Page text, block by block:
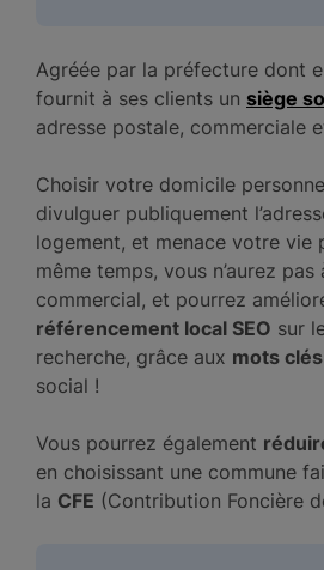
Agréée par la préfecture dont
fournit à ses clients un siège
adresse postale, commerciale
Choisir votre domicile
divulguer publiquement
logement, et menace votre vie
même temps, vous n’aurez
commercial, et pourrez
référencement local SEO sur
recherche, grâce aux mots clés
social !
Vous pourrez également
en choisissant une commune
la CFE (Contribution Foncière